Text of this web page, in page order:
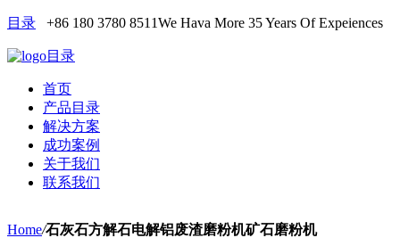
目录 +86 180 3780 8511We Hava More 35 Years Of Expeiences
目录
首页
产品目录
解决方案
成功案例
关于我们
联系我们
Home/石灰石方解石电解铝废渣磨粉机矿石磨粉机